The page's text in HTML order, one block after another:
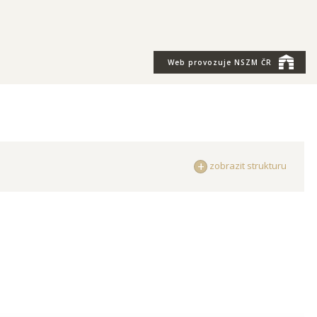
Web provozuje NSZM ČR
zobrazit strukturu